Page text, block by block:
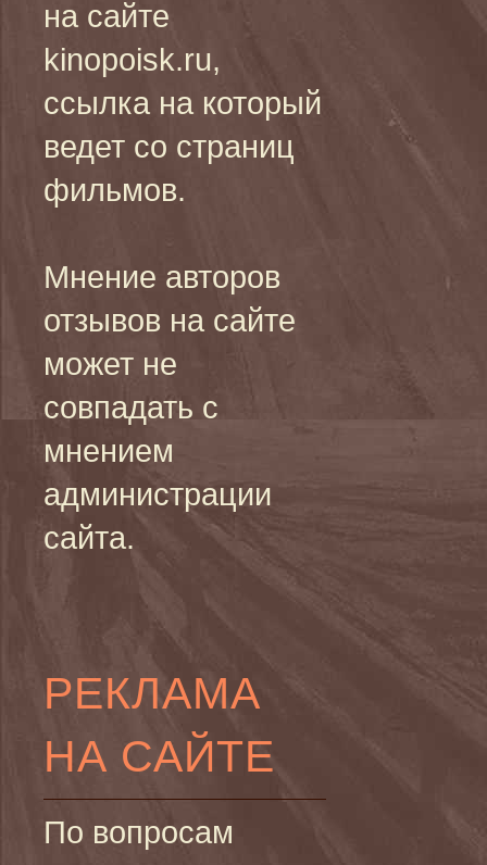
на сайте
kinopoisk.ru,
ссылка на который
ведет со страниц
фильмов.
Мнение авторов
отзывов на сайте
может не
совпадать с
мнением
администрации
сайта.
РЕКЛАМА
НА САЙТЕ
По вопросам